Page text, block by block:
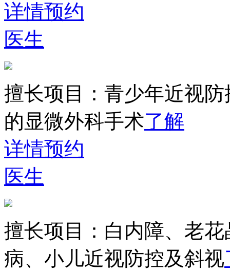
详情预约
医生
擅长项目： 青少年近视
的显微外科手术了解
详情预约
医生
擅长项目： 白内障、老
病、小儿近视防控及斜视